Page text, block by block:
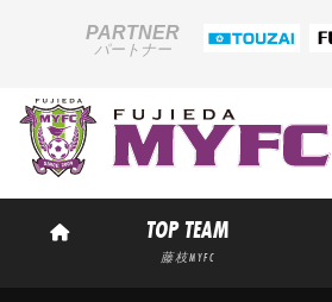
PARTNER
パートナー
TOP TEAM
藤枝MYFC